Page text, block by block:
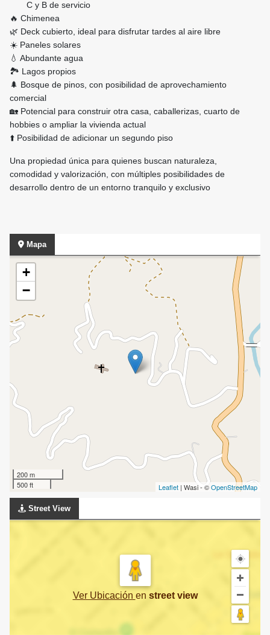
C y B de servicio
🔥 Chimenea
🌿 Deck cubierto, ideal para disfrutar tardes al aire libre
☀️ Paneles solares
💧 Abundante agua
🏞️ Lagos propios
🌲 Bosque de pinos, con posibilidad de aprovechamiento
comercial
🏡 Potencial para construir otra casa, caballerizas, cuarto de
hobbies o ampliar la vivienda actual
⬆️ Posibilidad de adicionar un segundo piso
Una propiedad única para quienes buscan naturaleza,
comodidad y valorización, con múltiples posibilidades de
desarrollo dentro de un entorno tranquilo y exclusivo
Mapa
+
−
200 m
500 ft
Leaflet | Wasi - ©OpenStreetMap
Street View
Ver Ubicación en street view